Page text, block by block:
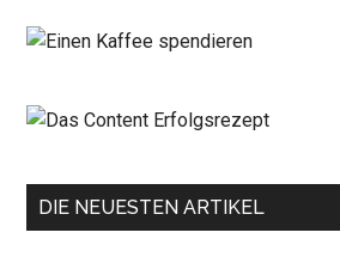
DIE NEUESTEN ARTIKEL